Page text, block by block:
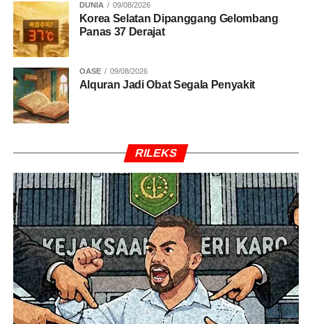
DUNIA 09/08/2026
Korea Selatan Dipanggang Gelombang
Panas 37 Derajat
OASE 09/08/2026
Alquran Jadi Obat Segala Penyakit
RILEKS